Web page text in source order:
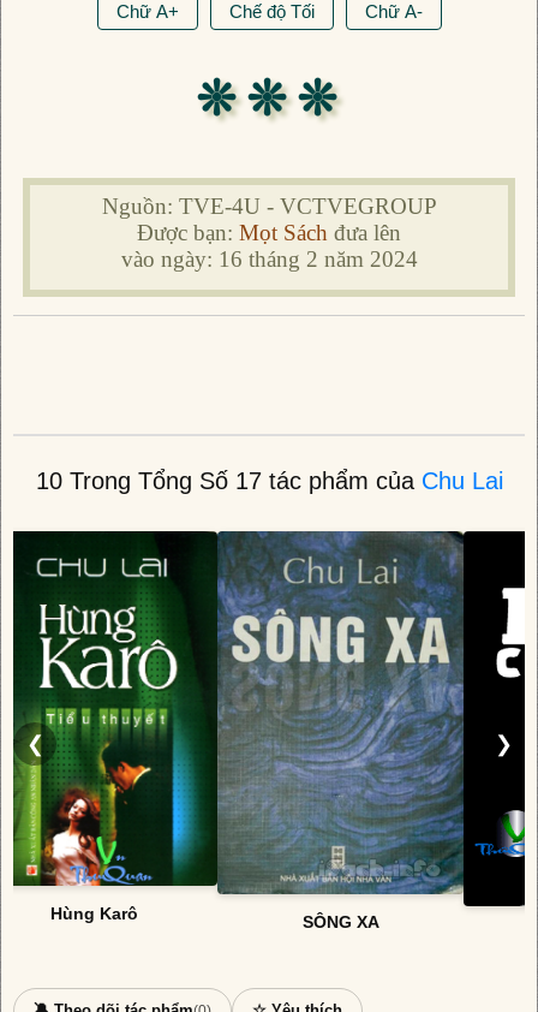
Chữ A+ Chế độ Tối Chữ A-
❊ ❊ ❊
Nguồn: TVE-4U - VCTVEGROUP
Được bạn: Mọt Sách đưa lên
vào ngày: 16 tháng 2 năm 2024
10 Trong Tổng Số 17 tác phẩm của Chu Lai
❮
Hùng Karô SÔNG XA
❯